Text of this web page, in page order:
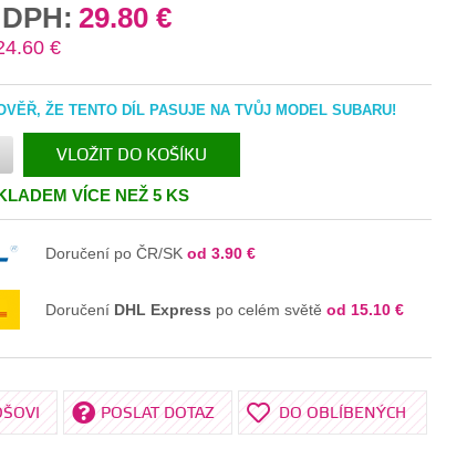
29.80 €
€
ŽE TENTO DÍL PASUJE NA TVŮJ MODEL SUBARU!
VLOŽIT DO KOŠÍKU
V KOŠÍKU
VÍCE NEŽ 5 KS
Doručení po ČR/SK od 3.90 €
Doručení DHL Express po celém světě od 15.10 €
POSLAT DOTAZ DO OBLÍBENÝCH